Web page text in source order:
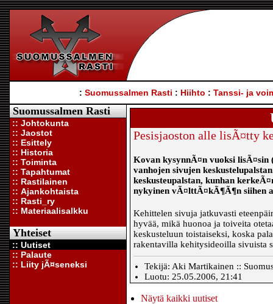
: Suomussalmen Rasti : Hiihto : Tanssi- ja
Suomussalmen Rasti
:: Johtokunta
:: Jaostot
:: Esittely
:: Historia
:: Toiminta
:: Tapahtumat
:: Rastilainen
:: Ajankohtaista
:: Rasti_ry
:: Materiaalisalkku
Yhteiset
:: Uutiset
:: Palaute
:: Liity jÃ¤seneksi
Pesisjaoston alle lisÃ¤tty
Kovan kysynnÃ¤n vuoksi lisÃ¤sin
vanhojen sivujen
keskusteupalstan, kunhan
nykyinen vÃ¤lttÃ¤kÃ¶Ã¶n siihen
Kehittelen sivuja jatkuvasti
hyvää, mikä huonoa ja toiveita
keskusteluun toistaiseksi, koska
rakentavilla kehitysideoilla sivuista
Tekijä: Aki Martikainen ::
Luotu: 25.05.2006, 21:41
Näytä kaikki uutiset